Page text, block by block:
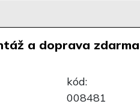
a doprava zdarma
kód:
008481